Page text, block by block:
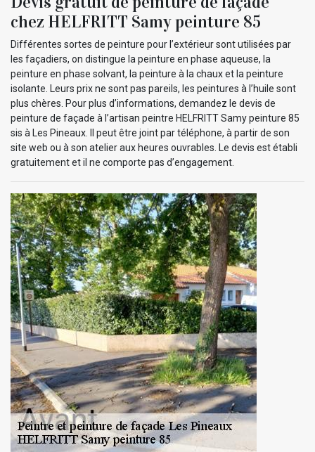
chez HELFRITT Samy peinture 85
Différentes sortes de peinture pour l’extérieur sont utilisées par
les façadiers, on distingue la peinture en phase aqueuse, la
peinture en phase solvant, la peinture à la chaux et la peinture
isolante. Leurs prix ne sont pas pareils, les peintures à l’huile sont
plus chères. Pour plus d’informations, demandez le devis de
peinture de façade à l’artisan peintre HELFRITT Samy peinture 85
sis à Les Pineaux. Il peut être joint par téléphone, à partir de son
site web ou à son atelier aux heures ouvrables. Le devis est établi
gratuitement et il ne comporte pas d’engagement.